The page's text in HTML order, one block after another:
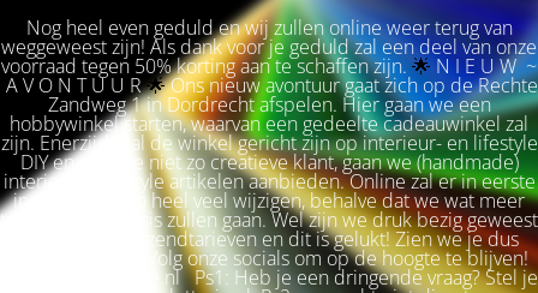
Nog heel even geduld en wij zullen online weer terug van
weggeweest zijn! Als dank voor je geduld zal een deel van onze
voorraad tegen 50% korting aan te schaffen zijn. 🌟 N I E U W ~
A V O N T U U R🌟Ons nieuw avontuur gaat zich op de Rechte
Zandweg 1 in Dordrecht afspelen. Hier gaan we een
hobbywinkel starten, waarvan een gedeelte cadeauwinkel zal
zijn. Enerzijds zal de winkel gericht zijn op interieur- en lifestyle
DIY en voor de niet zo creatieve klant, gaan we (handmade)
interieur & lifestyle artikelen aanbieden. Online zal er in eerste
instantie niet zo heel veel wijzigen, behalve dat we wat meer
terug naar de basis zullen gaan. Wel zijn we druk bezig geweest
met betere verzendtarieven en dit is gelukt! Zien we je dus
snel weer terug? Volg onze socials om op de hoogte te blijven!
Liefs, Ilse. Plotterie.nl Ps1: Heb je een dringende vraag? Stel je